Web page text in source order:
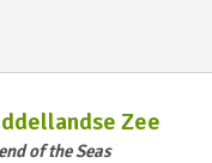
Zee
of the Seas